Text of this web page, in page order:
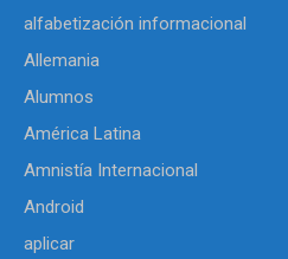
alfabetización informacional
Allemania
Alumnos
América Latina
Amnistía Internacional
Android
aplicar